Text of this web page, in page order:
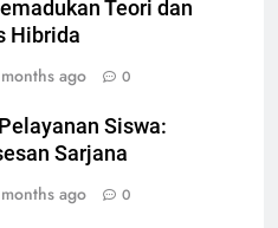
Teori dan
Hibrida
ago 0
Siswa:
Sarjana
ago 0